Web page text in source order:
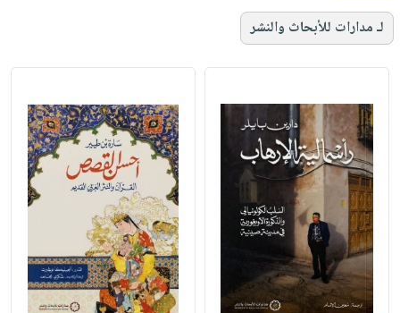
لـ مدارات للأبحاث والنشر